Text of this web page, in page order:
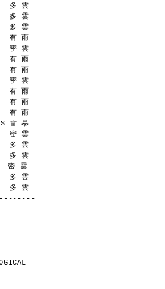
多 雲
多 雲
多 雲
雨
密 雲
有 雨
雨
密 雲
雨
雨
有 雨
雷 暴
密 雲
多 雲
多 雲
密 雲
多 雲
多 雲